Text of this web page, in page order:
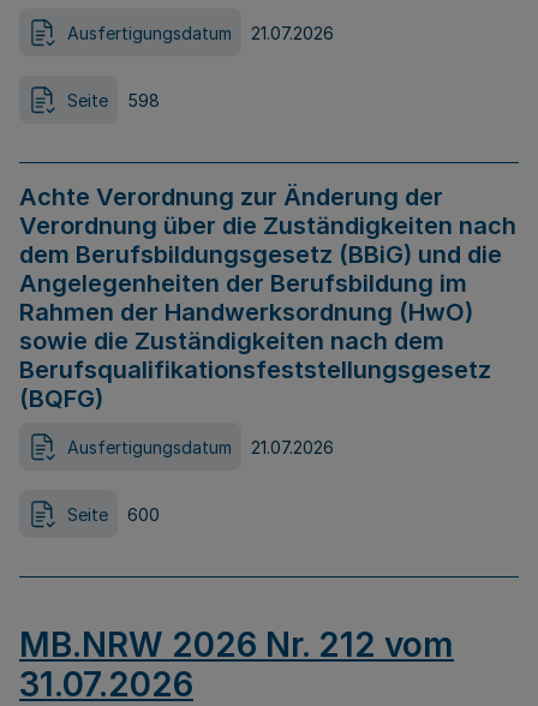
Ausfertigungsdatum 21.07.2026
Seite 598
Achte Verordnung zur Änderung der
Verordnung über die Zuständigkeiten nach
dem Berufsbildungsgesetz (BBiG) und die
Angelegenheiten der Berufsbildung im
Rahmen der Handwerksordnung (HwO)
sowie die Zuständigkeiten nach dem
Berufsqualifikationsfeststellungsgesetz
(BQFG)
Ausfertigungsdatum 21.07.2026
Seite 600
MB.NRW 2026 Nr. 212 vom
31.07.2026